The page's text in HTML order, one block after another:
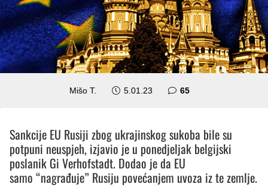
Mišo T. 5.01.23 65komentara
Sankcije EU Rusiji zbog ukrajinskog sukoba bile su
potpuni neuspjeh, izjavio je u ponedjeljak belgijski
poslanik Gi Verhofstadt. Dodao je da EU
samo “nagrađuje” Rusiju povećanjem uvoza iz te zemlje.